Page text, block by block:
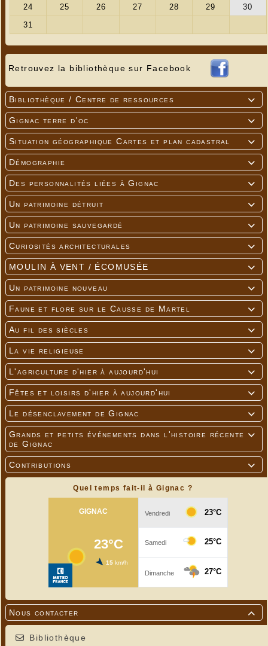
Retrouvez la bibliothèque sur Facebook

Bibliothèque / Centre de ressources

Gignac terre d'oc

Situation géographique Cartes et plan cadastral

Démographie

Des personnalités liées à Gignac

Un patrimoine détruit

Un patrimoine sauvegardé

Curiosités architecturales

MOULIN À VENT / ÉCOMUSÉE

Un patrimoine nouveau

Faune et flore sur le Causse de Martel

Au fil des siècles

La vie religieuse

L'agriculture d'hier à aujourd'hui

Fêtes et loisirs d'hier à aujourd'hui

Le désenclavement de Gignac

Grands et petits événements dans l'histoire récente
de Gignac

Contributions
Quel temps fait-il à Gignac ?

Nous contacter
Bibliothèque